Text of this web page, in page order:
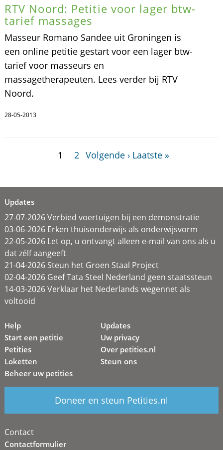
RTV Noord: Petitie voor lager btw-
tarief massages
Masseur Romano Sandee uit Groningen is
een online petitie gestart voor een lager btw-
tarief voor masseurs en
massagetherapeuten. Lees verder bij RTV
Noord.
28-05-2013
1 2 Volgende › Laatste »
Updates
27-07-2026 Verbied voertuigen bij een demonstratie
03-06-2026 Erken thuisonderwijs als onderwijsvorm
22-05-2026 Let op, u ontvangt alleen e-mail van ons als u
dat zélf aangeeft
21-04-2026 Steun het Groen Staal Project
02-04-2026 Geef Tata Steel Nederland geen staatssteun
14-03-2026 Verklaar het Nederlands wegennet als
voltooid
Help
Start een petitie
Petities
Loketten
Beheer uw petities
Updates
Uw privacy
Over petities.nl
Steun ons
Doneer en steun Petities.nl
Contact
Contactformulier